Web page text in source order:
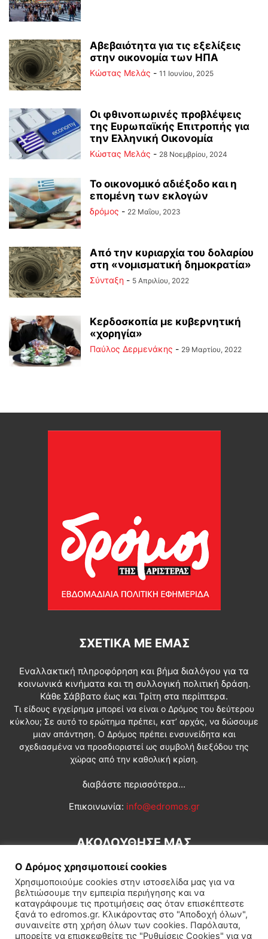
Αβεβαιότητα για τις εξελίξεις
στην οικονομία των ΗΠΑ
Κώστας Μελάς - 11 Ιουνίου, 2025
Οι φθινοπωρινές προβλέψεις
της Ευρωπαϊκής Επιτροπής για
την Ελληνική Οικονομία
Κώστας Μελάς - 28 Νοεμβρίου, 2024
Το οικονομικό αδιέξοδο και η
επομένη των εκλογών
δρόμος - 22 Μαΐου, 2023
Από την κυριαρχία του δολαρίου
στη «νομισματική δημοκρατία»
Σύνταξη - 5 Απριλίου, 2022
Κερδοσκοπία με κυβερνητική
«χορηγία»
Παύλος Δερμενάκης - 29 Μαρτίου, 2022
ΣΧΕΤΙΚΆ ΜΕ ΕΜΆΣ
Εναλλακτική πληροφόρηση και βήμα διαλόγου για τα
κοινωνικά κινήματα και τη συλλογική πολιτική δράση.
Κάθε Σάββατο έως και Τρίτη στα περίπτερα.
Τι είδους εγχείρημα μπορεί να είναι ο Δρόμος του δεύτερου
κύκλου; Σε αυτό το ερώτημα πρέπει, κατ’ αρχάς, να δώσουμε
μιαν απάντηση. Ο Δρόμος πρέπει ενσυνείδητα και
σχεδιασμένα να προσδιοριστεί ως συμβολή διεξόδου της
χώρας από την καθολική κρίση.
διαβάστε περισσότερα...
Επικοινωνία: info@edromos.gr
ΑΚΟΛΟΥΘΗΣΕ ΜΑΣ
Εγγραφή συνδρομητή Πολιτική Διεθνή Κοινωνία
Ο Δρόμος χρησιμοποιεί cookies
Χρησιμοποιούμε cookies στην ιστοσελίδα μας για να
βελτιώσουμε την εμπειρία περιήγησης και να
καταγράφουμε τις προτιμήσεις σας όταν επισκέπτεστε
ξανά το edromos.gr. Κλικάροντας στο "Αποδοχή όλων",
συναινείτε στη χρήση όλων των cookies. Παρόλαυτα,
μπορείτε να επισκεφθείτε τις "Ρυθμίσεις Cookies" για να